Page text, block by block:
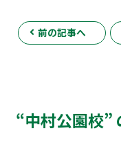
前の記事へ
“中村公園校”